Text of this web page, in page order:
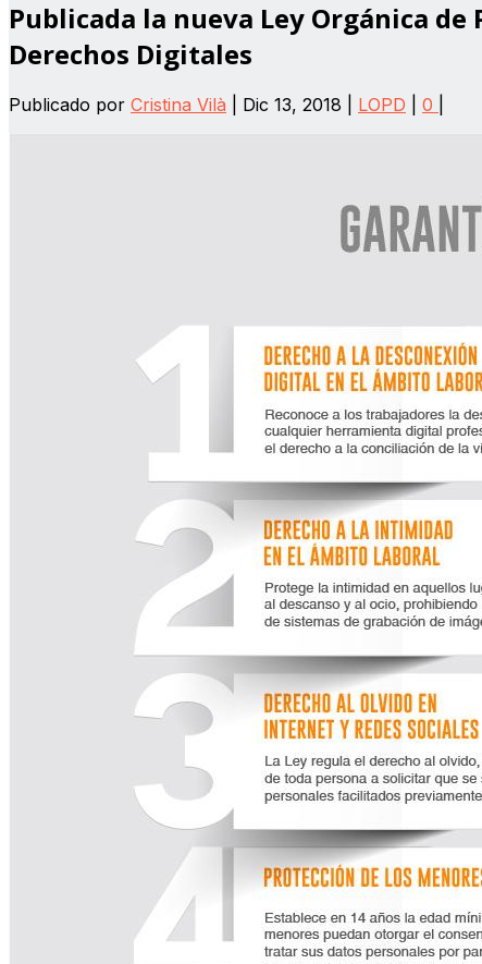
Publicada la nueva Ley Orgánica
Derechos Digitales
Publicado por Cristina Vilà Dic 13, 2018 LOPD 0